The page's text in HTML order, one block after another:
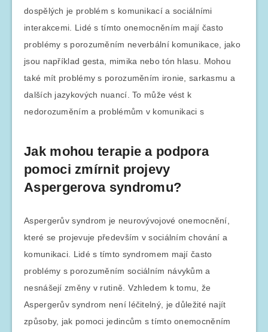
dospělých je problém s komunikací a sociálními
interakcemi. Lidé s tímto onemocněním mají často
problémy s porozuměním neverbální komunikace, jako
jsou například gesta, mimika nebo tón hlasu. Mohou
také mít problémy s porozuměním ironie, sarkasmu a
dalších jazykových nuancí. To může vést k
nedorozuměním a problémům v komunikaci s
Jak mohou terapie a podpora
pomoci zmírnit projevy
Aspergerova syndromu?
Aspergerův syndrom je neurovývojové onemocnění,
které se projevuje především v sociálním chování a
komunikaci. Lidé s tímto syndromem mají často
problémy s porozuměním sociálním návykům a
nesnášejí změny v rutině. Vzhledem k tomu, že
Aspergerův syndrom není léčitelný, je důležité najít
způsoby, jak pomoci jedincům s tímto onemocněním